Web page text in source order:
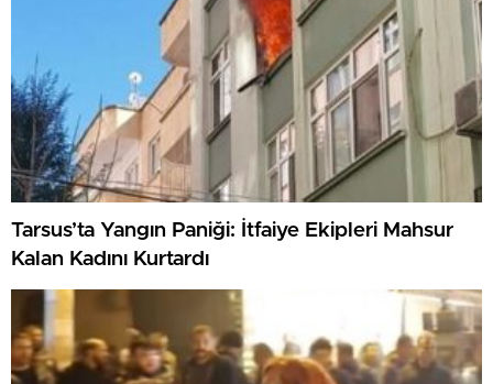
Tarsus’ta Yangın Paniği: İtfaiye Ekipleri Mahsur
Kalan Kadını Kurtardı